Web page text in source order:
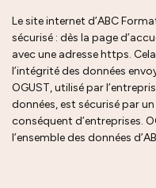
Le site internet d’ABC
sécurisé : dès la page
avec une adresse https.
l’intégrité des données
OGUST, utilisé par
données, est sécurisé par
conséquent d’entreprises.
l’ensemble des données